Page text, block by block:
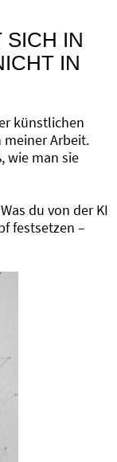
SICH IN
IN
künstlichen
meiner Arbeit.
wie man sie
du von der KI
festsetzen –